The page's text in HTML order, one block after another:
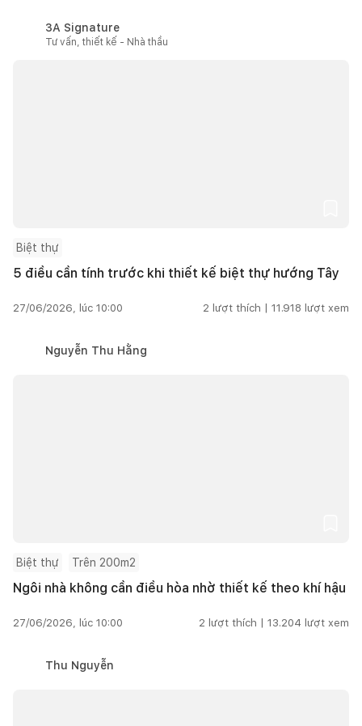
3A Signature
Tư vấn, thiết kế - Nhà thầu
Biệt thự
5 điều cần tính trước khi thiết kế biệt thự hướng Tây
27/06/2026, lúc 10:00 2 lượt thích | 11.918 lượt xem
Nguyễn Thu Hằng
Biệt thự Trên 200m2
Ngôi nhà không cần điều hòa nhờ thiết kế theo khí hậu
27/06/2026, lúc 10:00 2 lượt thích | 13.204 lượt xem
Thu Nguyễn